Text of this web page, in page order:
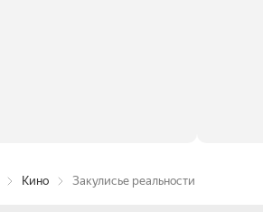
Кино Закулисье реальности